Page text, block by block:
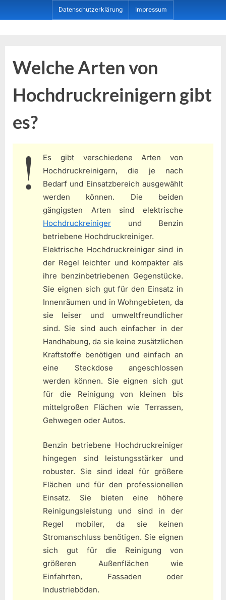
to
Datenschutzerklärung Impressum
Welche Arten von
Hochdruckreinigern gibt
es?
Es gibt verschiedene Arten von
Hochdruckreinigern, die je nach
Bedarf und Einsatzbereich ausgewählt
werden können. Die beiden
gängigsten Arten sind elektrische
Hochdruckreiniger und Benzin
betriebene Hochdruckreiniger.
Elektrische Hochdruckreiniger sind in
der Regel leichter und kompakter als
ihre benzinbetriebenen Gegenstücke.
Sie eignen sich gut für den Einsatz in
Innenräumen und in Wohngebieten, da
sie leiser und umweltfreundlicher
sind. Sie sind auch einfacher in der
Handhabung, da sie keine zusätzlichen
Kraftstoffe benötigen und einfach an
eine Steckdose angeschlossen
werden können. Sie eignen sich gut
für die Reinigung von kleinen bis
mittelgroßen Flächen wie Terrassen,
Gehwegen oder Autos.
Benzin betriebene Hochdruckreiniger
hingegen sind leistungsstärker und
robuster. Sie sind ideal für größere
Flächen und für den professionellen
Einsatz. Sie bieten eine höhere
Reinigungsleistung und sind in der
Regel mobiler, da sie keinen
Stromanschluss benötigen. Sie eignen
sich gut für die Reinigung von
größeren Außenflächen wie
Einfahrten, Fassaden oder
Industrieböden.